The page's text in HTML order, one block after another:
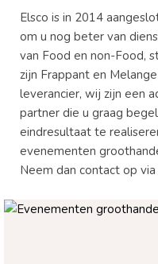
Elsco is in 2014
om u nog beter van
van Food en non-Food,
zijn Frappant en
leverancier, wij zijn een
partner die u graag
eindresultaat te
evenementen
Neem dan contact op